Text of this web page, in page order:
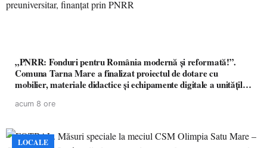
„PNRR: Fonduri pentru România modernă și reformată!”.
Comuna Tarna Mare a finalizat proiectul de dotare cu
mobilier, materiale didactice și echipamente digitale a unităților
acum 8 ore
LOCALE